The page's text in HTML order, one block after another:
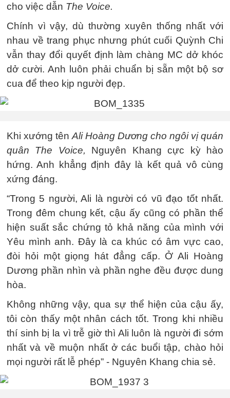
cho việc dẫn The Voice.
Chính vì vậy, dù thường xuyên thống nhất với
nhau về trang phục nhưng phút cuối Quỳnh Chi
vẫn thay đổi quyết định làm chàng MC dở khóc
dở cười. Anh luôn phải chuẩn bị sẵn một bộ sơ
cua để theo kịp người đẹp.
Khi xướng tên Ali Hoàng Dương cho ngôi vị quán
quân The Voice, Nguyên Khang cực kỳ hào
hứng. Anh khẳng định đây là kết quả vô cùng
xứng đáng.
“Trong 5 người, Ali là người có vũ đạo tốt nhất.
Trong đêm chung kết, cậu ấy cũng có phần thể
hiện suất sắc chứng tỏ khả năng của mình với
Yêu mình anh. Đây là ca khúc có âm vực cao,
đòi hỏi một giọng hát đẳng cấp. Ở Ali Hoàng
Dương phần nhìn và phần nghe đều được dung
hòa.
Không những vậy, qua sự thể hiện của cậu ấy,
tôi còn thấy một nhân cách tốt. Trong khi nhiều
thí sinh bị la vì trễ giờ thì Ali luôn là người đi sớm
nhất và về muộn nhất ở các buổi tập, chào hỏi
mọi người rất lễ phép” - Nguyên Khang chia sẻ.